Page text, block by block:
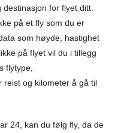
for flyet ditt.
på et fly som du er
som høyde, hastighet
på flyet vil du i tillegg
flytype,
reist og kilometer å gå til
24, kan du følg fly, da de